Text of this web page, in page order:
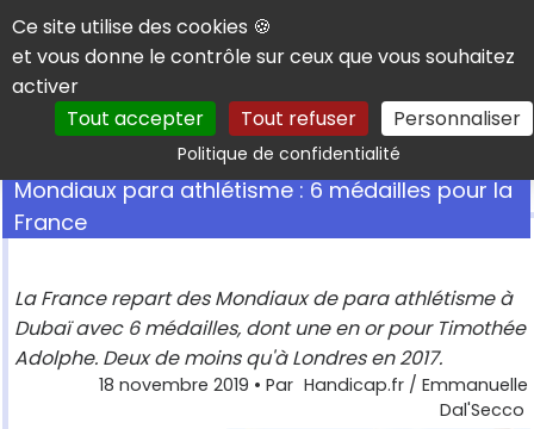
Panneau de gestion des cookies
Ce site utilise des cookies 🍪
et vous donne le contrôle sur ceux que vous souhaitez
activer
Tout accepter
Tout refuser Personnaliser
Politique de confidentialitéRechercher
Mondiaux para athlétisme : 6 médailles pour la
France
La France repart des Mondiaux de para athlétisme à
Dubaï avec 6 médailles, dont une en or pour Timothée
Adolphe. Deux de moins qu'à Londres en 2017.
18 novembre 2019 • Par Handicap.fr / Emmanuelle
Dal'Secco